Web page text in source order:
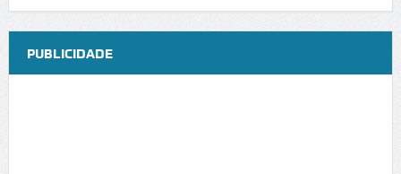
PUBLICIDADE